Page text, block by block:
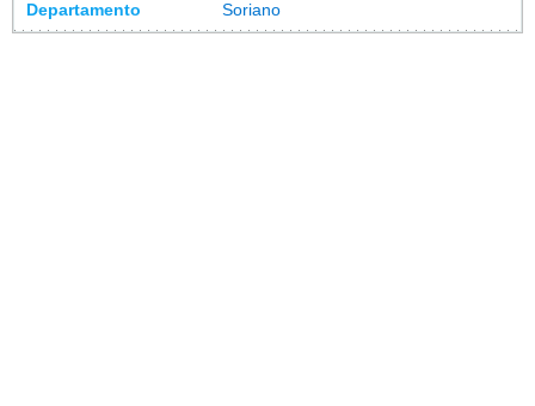
Departamento Soriano